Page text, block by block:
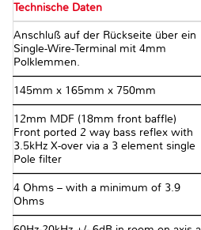
Technische Daten
Anschluß auf der Rückseite über ein
Single-Wire-Terminal mit 4mm
Polklemmen.
145mm x 165mm x 750mm
12mm MDF (18mm front baffle)
Front ported 2 way bass reflex with
3.5kHz X-over via a 3 element single
Pole filter
4 Ohms – with a minimum of 3.9
Ohms